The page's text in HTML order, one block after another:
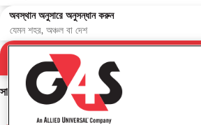
অনুসন্ধানের ফলাফল
অবস্থান অনুসারে অনুসন্ধান করুন
সাজান